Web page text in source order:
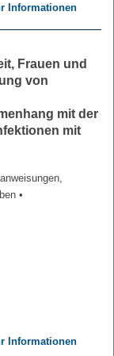
Informationen
Frauen und
von
mit der
mit
•
Informationen